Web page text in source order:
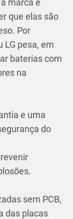
que elas são
Por
LG pesa, em
baterias com
na
e uma
do
sem PCB,
das placas